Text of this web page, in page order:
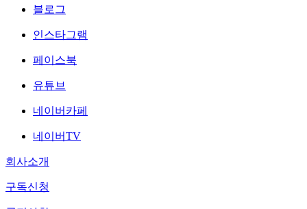
블로그
인스타그램
페이스북
유튜브
네이버카페
네이버TV
회사소개
구독신청